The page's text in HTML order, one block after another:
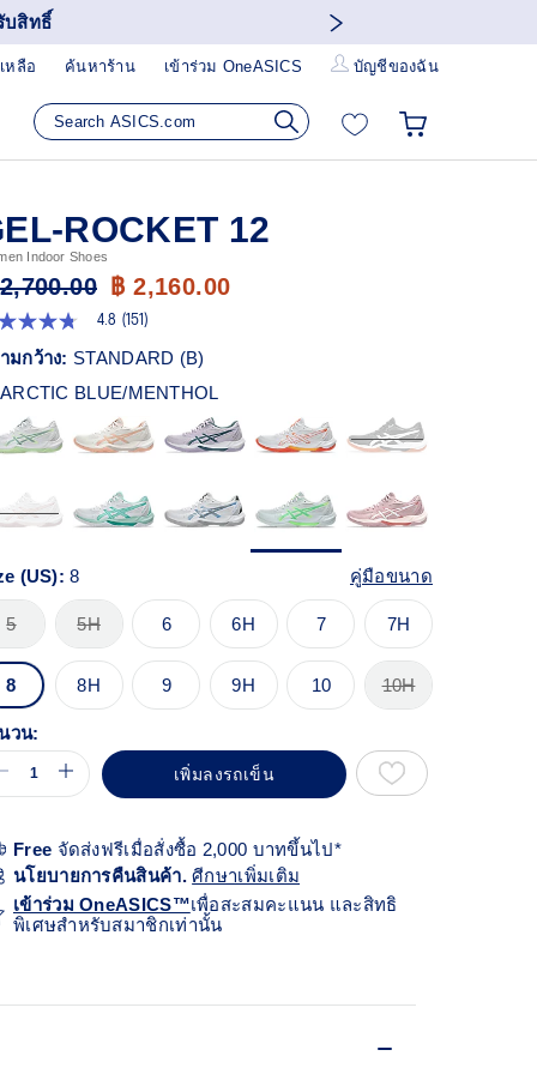
บสิทธิ์
หลือ ค้นหาร้าน เข้าร่วม OneASICS บัญชีของฉัน
ROCKET 12
Indoor Shoes
฿ 2,160.00
แนน
ย
4.8 (151)
มกว้าง: STANDARD (B)
ARCTIC BLUE/MENTHOL
(US):8 คู่มือขนาด
5 5H 6 6H 7 7H
8 8H 9 9H 10 10H
วน:
เพิ่มลงรถเข็น
Free จัดส่งฟรีเมื่อสั่งซื้อ 2,000 บาทขึ้นไป*
นโยบายการคืนสินค้า.ศีกษาเพิ่มเติม
เข้าร่วม OneASICS™เพื่อสะสมคะแนน และสิทธิ
พิเศษสำหรับสมาชิกเท่านั้น